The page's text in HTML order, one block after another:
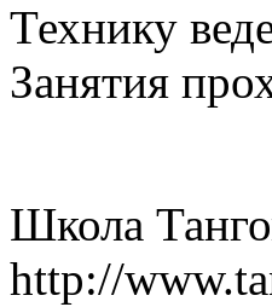
Технику
Занятия
Школа
http://